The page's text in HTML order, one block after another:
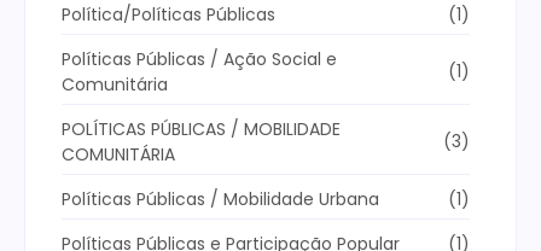
Política/Políticas Públicas
(1)
Políticas Públicas / Ação Social e
Comunitária
(1)
POLÍTICAS PÚBLICAS / MOBILIDADE
COMUNITÁRIA
(3)
Políticas Públicas / Mobilidade Urbana
(1)
Políticas Públicas e Participação Popular
(1)